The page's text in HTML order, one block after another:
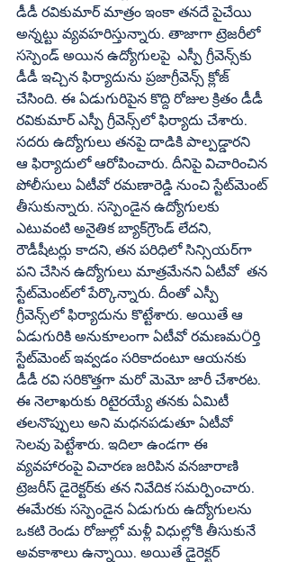
డీడీ రవికుమార్ మాత్రం ఇంకా తనదే పైచేయి
అన్నట్టు వ్యవహరిస్తున్నారు. తాజాగా ట్రెజరీలో
సస్పెండ్ అయిన ఉద్యోగులపై  ఎస్పీ గ్రీవెన్స్‌కు
డీడీ ఇచ్చిన ఫిర్యాదును ప్రజాగ్రీవెన్స్ క్లోజ్
చేసింది. ఈ ఏడుగురిపైన కొద్ది రోజుల క్రితం డీడీ
రవికుమార్ ఎస్పీ గ్రీవెన్స్‌లో ఫిర్యాదు చేశారు.
సదరు ఉద్యోగులు తనపై దాడికి పాల్పడ్డారని
ఆ ఫిర్యాదులో ఆరోపించారు. దీనిపై విచారించిన
పోలీసులు ఏటీవో రమణారెడ్డి నుంచి స్టేట్‌మెంట్
తీసుకున్నారు. సస్పెండైన ఉద్యోగులకు
ఎటువంటి అనైతిక బ్యాక్‌గ్రౌండ్ లేదని,
రౌడీషీటర్లు కాదని, తన పరిధిలో సిన్సియర్‌గా
పని చేసిన ఉద్యోగులు మాత్రమేనని ఏటీవో  తన
స్టేట్‌మెంట్‌లో పేర్కొన్నారు. దీంతో ఎస్పీ
గ్రీవెన్స్‌లో ఫిర్యాదును కొట్టేశారు. అయితే ఆ
ఏడుగురికి అనుకూలంగా ఏటీవో రమణమÖర్తి
స్టేట్‌మెంట్ ఇవ్వడం సరికాదంటూ ఆయనకు
డీడీ రవి సరికొత్తగా మరో మెమో జారీ చేశారట.
ఈ నెలాఖరుకు రిటైరయ్యే తనకు ఏమిటీ
తలనొప్పులు అని మధనపడుతూ ఏటీవో
సెలవు పెట్టేశారు. ఇదిలా ఉండగా ఈ
వ్యవహారంపై విచారణ జరిపిన వనజారాణి
ట్రెజరీస్ డైరెక్టర్‌కు తన నివేదిక సమర్పించారు.
ఈమేరకు సస్పెండైన ఏడుగురు ఉద్యోగులను
ఒకటి రెండు రోజుల్లో మళ్లీ విధుల్లోకి తీసుకునే
అవకాశాలు ఉన్నాయి. అయితే డైరెక్టర్